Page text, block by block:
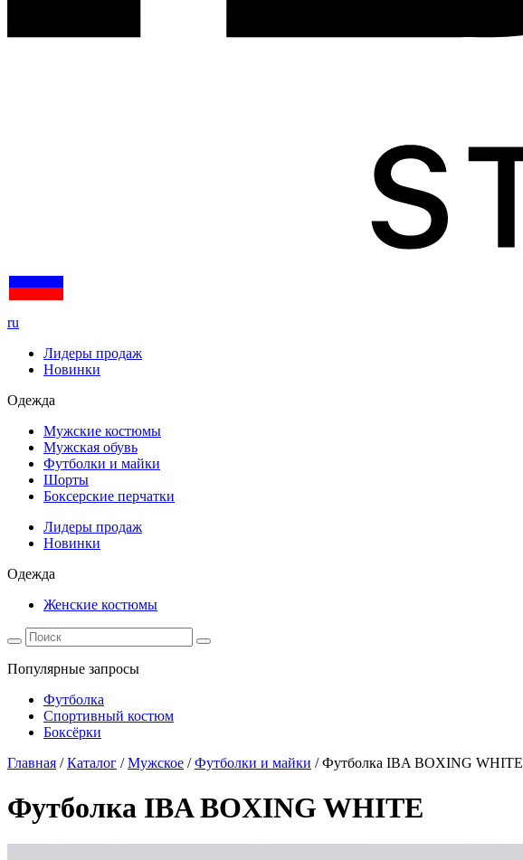
ru
Лидеры продаж
Новинки
Одежда
Мужские костюмы
Мужская обувь
Футболки и майки
Шорты
Боксерские перчатки
Лидеры продаж
Новинки
Одежда
Женские костюмы
Популярные запросы
Футболка
Спортивный костюм
Боксёрки
Главная / Каталог / Мужское / Футболки и майки /Футболка IBA BOXING WHITE
Футболка IBA BOXING WHITE